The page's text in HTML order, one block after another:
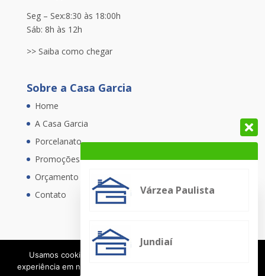
Seg – Sex:8:30 às 18:00h
Sáb: 8h às 12h
>> Saiba como chegar
Sobre a Casa Garcia
Home
A Casa Garcia
Porcelanato
Promoções
Orçamento
Contato
Copyright Casa Garcia | Desenvolvido por Webdas |
Várzea Paulista
Jundiaí
Usamos cookies para garantir que oferecemos a melhor
experiência em nosso site. Se você continuar a usar este site,